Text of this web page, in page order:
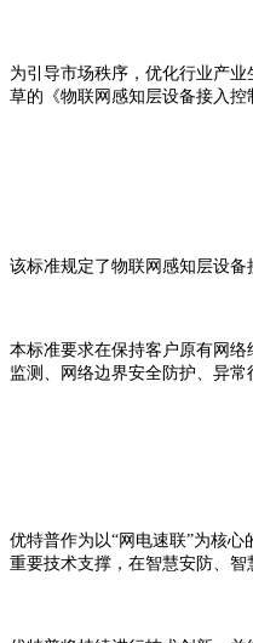
为引导市场秩序，优化行业产
草的《物联网感知层设备接入控
该标准规定了物联网感知层设
本标准要求在保持客户原有网
监测、网络边界安全防护、异
优特普作为以“网电速联”为核
重要技术支撑，在智慧安防、